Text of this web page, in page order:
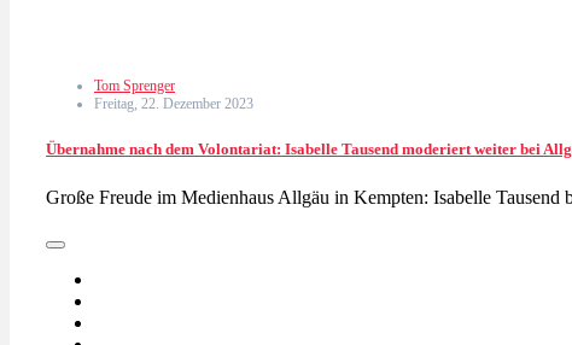
Tom Sprenger
Freitag, 22. Dezember 2023
Übernahme nach dem Volontariat: Isabelle Tausend moderiert weiter bei
Große Freude im Medienhaus Allgäu in Kempten: Isabelle